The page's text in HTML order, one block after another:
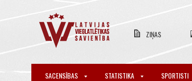
ZIŅAS
SACENSĪBAS STATISTIKA SPORTISTI